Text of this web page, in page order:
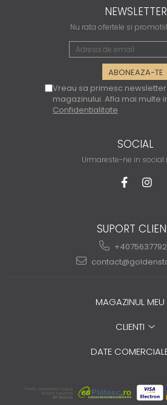
NEWSLETTER
Nu rata ofertele si
Vreau sa primesc
magazinului. Afla mai multe
Confidentialitate
SOCIAL
Urmareste-ne in social
SUPORT
MAGAZINUL MEU
CLIENTI
DATE